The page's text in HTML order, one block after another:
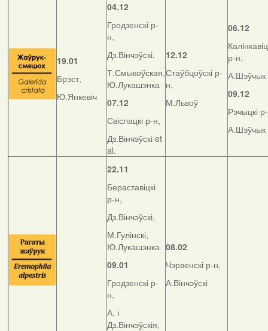
19.01
Брэст,
Ю.Янкевіч
04.12
Гродзенскі р-
н,
Дз.Вінчэўскі,
Т.Смыкоўская,
Ю.Лукашэнка
07.12
Свіслацкі р-н,
Дз.Вінчэўскі et
al.
12.12
Стаўбцоўскі р-
н,
М.Львоў
06.12
р-н,
А.Шэўчык
09.12
Рэчыцкі
А.Шэўчык
22.11
Бераставіцкі
р-н,
Дз.Вінчэўскі,
М.Гулінскі,
Ю.Лукашэнка
09.01
Гродзенскі р-
н,
А. і
Дз.Вінчэўскія,
08.02
Чэрвенскі р-н,
А.Вінчэўскі